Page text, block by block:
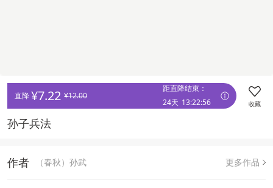
直降 ¥7.22 ¥12.00
距直降结束：
24天 13:22:55 收藏
孙子兵法
作者 （春秋）孙武 更多作品